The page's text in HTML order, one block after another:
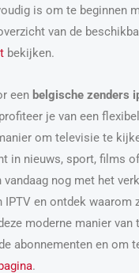
is om te beginnen
van de
bekijken.
een belgische zenders
je van een
om televisie te
in nieuws, sport, films
nog met het
IPTV en ontdek waarom
moderne manier van
abonnementen en om
.